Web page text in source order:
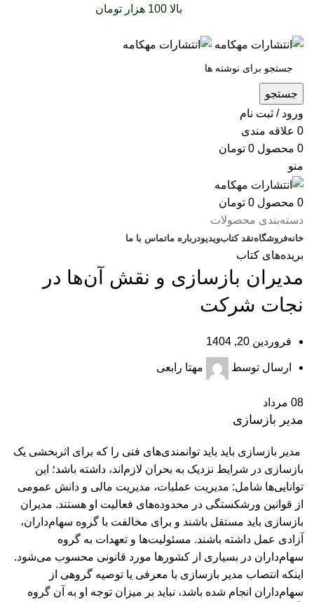
بالا 100 هزار تومان
جستجو
ورود / ثبت نام
0 علاقه مندی
0 محصول 0 تومان
منو
0 محصول 0 تومان
دسته‌بندی محصولات
خانهفروشگاهنقد کتابویدیودرباره‌ ماتماس با ما
بریده‌های کتاب
مديران بازسازی و نقش آن‌ها در
نجات شركت
فروردین 20, 1404
ارسال توسط مهتا رابعی
08 مرداد
مدير بازسازی
مدیر بازسازی باید باید توانمندی‌های فنی را که برای اثر‌بخشی یک
بازسازی در شرایط نزدیک به بحران لازم‌اند، داشته باشد؛ این
توانایی‌‌ها شامل: مدیریت عملیات، مدیریت مالی و دانش عمومی
از قوانین ورشکستگی در محدوده‌های فعالیت او هستند. مدیران
بازسازی باید مستقل باشند و برای مخالفت با گروه سهام‌داران،
آزادی عمل داشته باشند. مسئولیت‌ها و تعهدات به گروه
سهام‌داران در بسیاری از کشور‌ها مورد قانونی محسوب می‌شود.
اینکه انتصاب مدیر بازسازی با معرفی یا توصیه گروهی از
سهام‌داران انجام شده باشد، نباید بر میزان توجه او به آن گروه